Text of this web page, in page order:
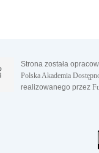
Strona została
Polska Akademia
realizowanego przez